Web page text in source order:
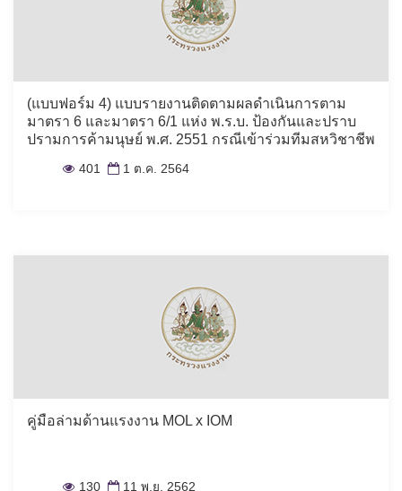
(แบบฟอร์ม 4) แบบรายงานติดตามผลดำเนินการตาม
มาตรา 6 และมาตรา 6/1 แห่ง พ.ร.บ. ป้องกันและปราบ
ปรามการค้ามนุษย์ พ.ศ. 2551 กรณีเข้าร่วมทีมสหวิชาชีพ
401 1 ต.ค. 2564
คู่มือล่ามด้านแรงงาน MOL x IOM
130 11 พ.ย. 2562